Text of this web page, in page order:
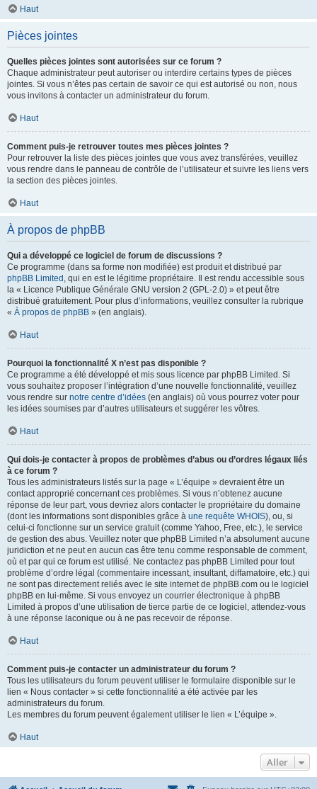
Haut
Pièces jointes
Quelles pièces jointes sont autorisées sur ce forum ?
Chaque administrateur peut autoriser ou interdire certains types de pièces
jointes. Si vous n’êtes pas certain de savoir ce qui est autorisé ou non, nous
vous invitons à contacter un administrateur du forum.
Haut
Comment puis-je retrouver toutes mes pièces jointes ?
Pour retrouver la liste des pièces jointes que vous avez transférées, veuillez
vous rendre dans le panneau de contrôle de l’utilisateur et suivre les liens vers
la section des pièces jointes.
Haut
À propos de phpBB
Qui a développé ce logiciel de forum de discussions ?
Ce programme (dans sa forme non modifiée) est produit et distribué par
phpBB Limited , qui en est le légitime propriétaire. Il est rendu accessible sous
la « Licence Publique Générale GNU version 2 (GPL-2.0) » et peut être
distribué gratuitement. Pour plus d’informations, veuillez consulter la rubrique
« À propos de phpBB » (en anglais).
Haut
Pourquoi la fonctionnalité X n’est pas disponible ?
Ce programme a été développé et mis sous licence par phpBB Limited. Si
vous souhaitez proposer l’intégration d’une nouvelle fonctionnalité, veuillez
vous rendre sur notre centre d’idées (en anglais) où vous pourrez voter pour
les idées soumises par d’autres utilisateurs et suggérer les vôtres.
Haut
Qui dois-je contacter à propos de problèmes d’abus ou d’ordres légaux liés
à ce forum ?
Tous les administrateurs listés sur la page « L’équipe » devraient être un
contact approprié concernant ces problèmes. Si vous n’obtenez aucune
réponse de leur part, vous devriez alors contacter le propriétaire du domaine
(dont les informations sont disponibles grâce à une requête WHOIS), ou, si
celui-ci fonctionne sur un service gratuit (comme Yahoo, Free, etc.), le service
de gestion des abus. Veuillez noter que phpBB Limited n’a absolument aucune
juridiction et ne peut en aucun cas être tenu comme responsable de comment,
où et par qui ce forum est utilisé. Ne contactez pas phpBB Limited pour tout
problème d’ordre légal (commentaire incessant, insultant, diffamatoire, etc.) qui
ne sont pas directement reliés avec le site internet de phpBB.com ou le logiciel
phpBB en lui-même. Si vous envoyez un courrier électronique à phpBB
Limited à propos d’une utilisation de tierce partie de ce logiciel, attendez-vous
à une réponse laconique ou à ne pas recevoir de réponse.
Haut
Comment puis-je contacter un administrateur du forum ?
Tous les utilisateurs du forum peuvent utiliser le formulaire disponible sur le
lien « Nous contacter » si cette fonctionnalité a été activée par les
administrateurs du forum.
Les membres du forum peuvent également utiliser le lien « L’équipe ».
Haut
Aller